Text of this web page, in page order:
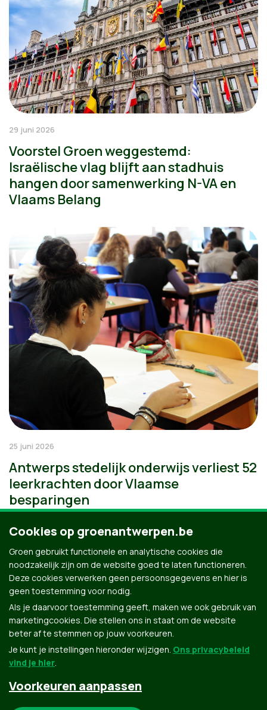
29 juni 2026
Voorstel Groen weggestemd:
Israëlische vlag blijft aan stadhuis
hangen door samenwerking N-VA en
Vlaams Belang
25 juni 2026
Antwerps stedelijk onderwijs verliest 52
leerkrachten door Vlaamse
besparingen
Groen.be
Cookies op groenantwerpen.be
Groen gebruikt functionele en analytische cookies die
noodzakelijk zijn om de website goed te laten functioneren.
Deze cookies verwerken geen persoonsgegevens en hier is
geen toestemming voor nodig.
Als je daarvoor toestemming geeft, maken we ook gebruik van
marketingcookies. Die stellen ons in staat om de website
beter af te stemmen op jouw voorkeuren.
Je kunt je instellingen hieronder wijzigen. Ons privacybeleid
vind je hier.
Voorkeuren aanpassen